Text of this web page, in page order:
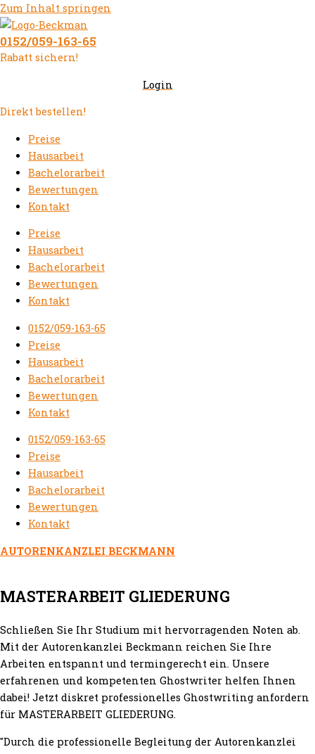
Zum Inhalt springen
0152/059-163-65
Rabatt sichern!
Login
Direkt bestellen!
Preise
Hausarbeit
Bachelorarbeit
Bewertungen
Kontakt
Preise
Hausarbeit
Bachelorarbeit
Bewertungen
Kontakt
0152/059-163-65
Preise
Hausarbeit
Bachelorarbeit
Bewertungen
Kontakt
0152/059-163-65
Preise
Hausarbeit
Bachelorarbeit
Bewertungen
Kontakt
AUTORENKANZLEI BECKMANN
MASTERARBEIT GLIEDERUNG
Schließen Sie Ihr Studium mit hervorragenden Noten ab.
Mit der Autorenkanzlei Beckmann reichen Sie Ihre
Arbeiten entspannt und termingerecht ein. Unsere
erfahrenen und kompetenten Ghostwriter helfen Ihnen
dabei! Jetzt diskret professionelles Ghostwriting anfordern
für MASTERARBEIT GLIEDERUNG.
"Durch die professionelle Begleitung der Autorenkanzlei